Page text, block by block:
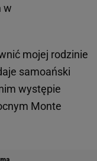
w
mojej rodzinie
samoański
występie
Monte